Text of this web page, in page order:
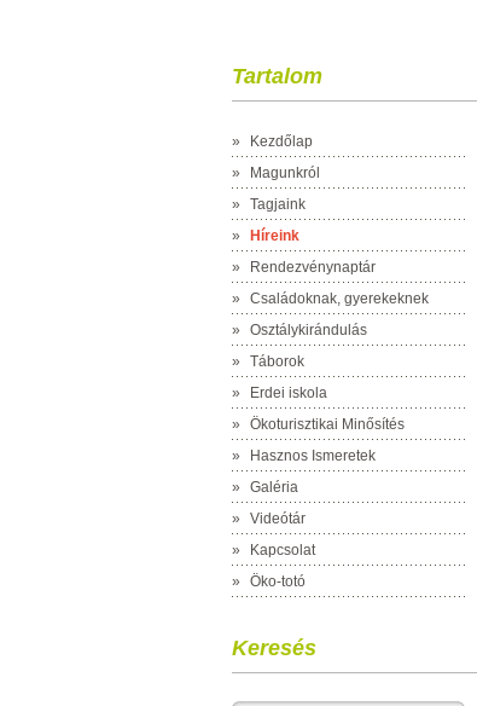
Tartalom
»
Kezdőlap
»
Magunkról
»
Tagjaink
»
Híreink
»
Rendezvénynaptár
»
Családoknak, gyerekeknek
»
Osztálykirándulás
»
Táborok
»
Erdei iskola
»
Ökoturisztikai Minősítés
»
Hasznos Ismeretek
»
Galéria
»
Videótár
»
Kapcsolat
»
Öko-totó
Keresés